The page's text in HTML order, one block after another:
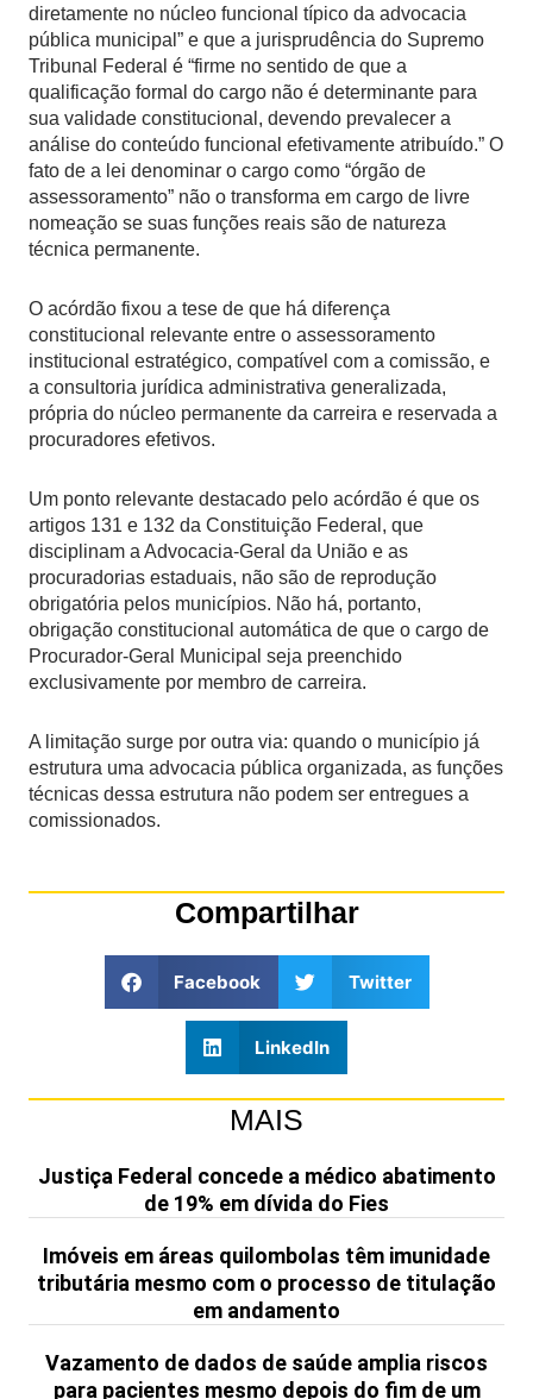
diretamente no núcleo funcional típico da advocacia
pública municipal” e que a jurisprudência do Supremo
Tribunal Federal é “firme no sentido de que a
qualificação formal do cargo não é determinante para
sua validade constitucional, devendo prevalecer a
análise do conteúdo funcional efetivamente atribuído.” O
fato de a lei denominar o cargo como “órgão de
assessoramento” não o transforma em cargo de livre
nomeação se suas funções reais são de natureza
técnica permanente.
O acórdão fixou a tese de que há diferença
constitucional relevante entre o assessoramento
institucional estratégico, compatível com a comissão, e
a consultoria jurídica administrativa generalizada,
própria do núcleo permanente da carreira e reservada a
procuradores efetivos.
Um ponto relevante destacado pelo acórdão é que os
artigos 131 e 132 da Constituição Federal, que
disciplinam a Advocacia-Geral da União e as
procuradorias estaduais, não são de reprodução
obrigatória pelos municípios. Não há, portanto,
obrigação constitucional automática de que o cargo de
Procurador-Geral Municipal seja preenchido
exclusivamente por membro de carreira.
A limitação surge por outra via: quando o município já
estrutura uma advocacia pública organizada, as funções
técnicas dessa estrutura não podem ser entregues a
comissionados.
Compartilhar
Facebook Twitter
LinkedIn
MAIS
Justiça Federal concede a médico abatimento
de 19% em dívida do Fies
Imóveis em áreas quilombolas têm imunidade
tributária mesmo com o processo de titulação
em andamento
Vazamento de dados de saúde amplia riscos
para pacientes mesmo depois do fim de um